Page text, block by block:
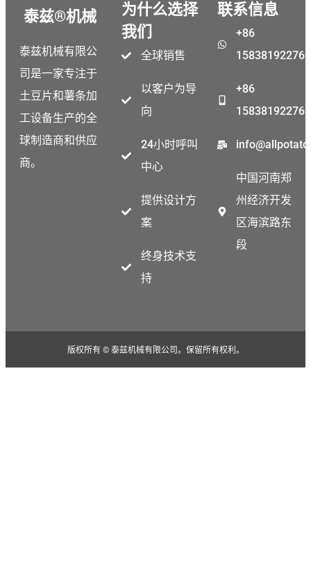
泰兹®机械
泰兹机械有限公
司是一家专注于
土豆片和薯条加
工设备生产的全
球制造商和供应
商。
为什么选择
我们
全球销售
以客户为导
向
24小时呼叫
中心
提供设计方
案
终身技术支
持
联系信息
+86
15838192276
+86
15838192276
中国河南郑
州经济开发
区海滨路东
段
版权所有 © 泰兹机械有限公司。保留所有权利。